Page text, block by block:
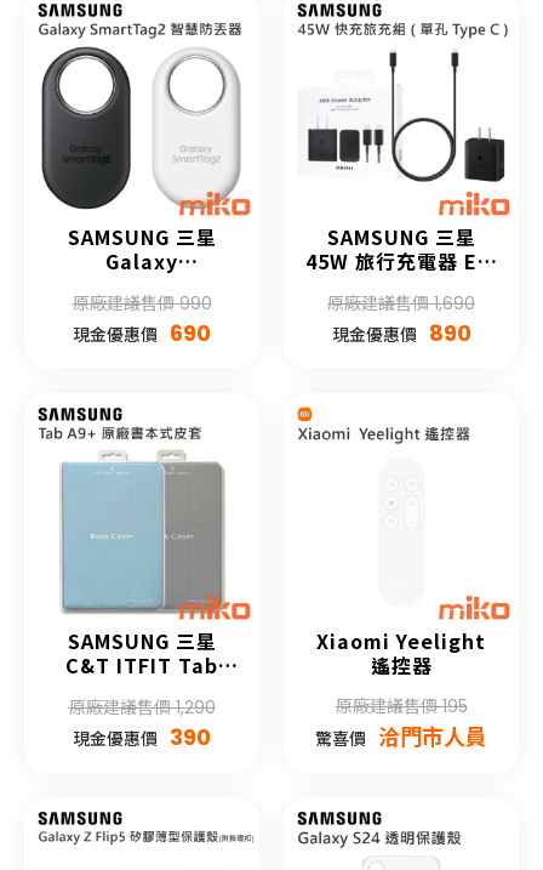
SAMSUNG 三星
Galaxy
丟器 (第二代)
原廠建議售價 990
現金優惠價 690
SAMSUNG 三星
45W 旅行充電器 EP-
原廠建議售價 1,690
現金優惠價 890
SAMSUNG 三星
C&T ITFIT Tab
殼
原廠建議售價 1,290
現金優惠價 390
Xiaomi Yeelight
遙控器
原廠建議售價 195
驚喜價 洽門市人員